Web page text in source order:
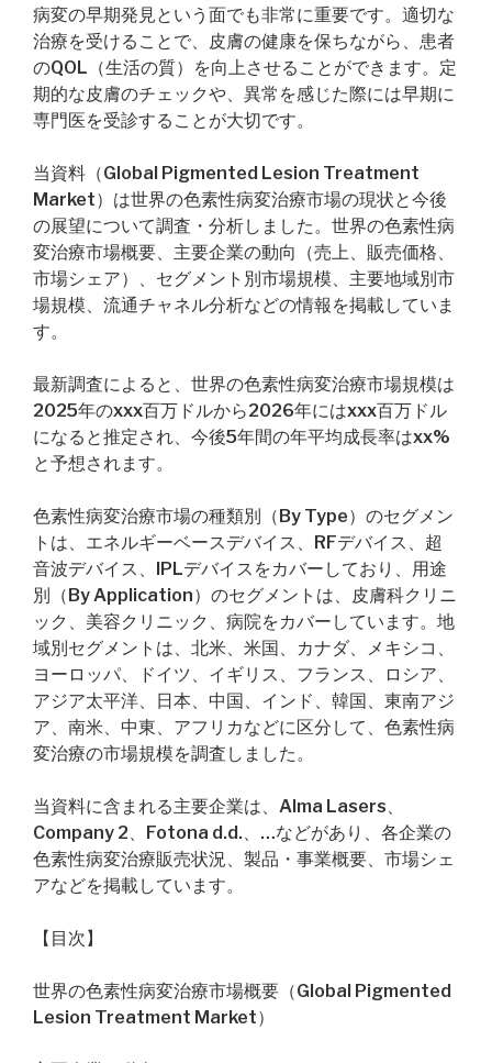
病変の早期発見という面でも非常に重要です。適切な
治療を受けることで、皮膚の健康を保ちながら、患者
のQOL（生活の質）を向上させることができます。定
期的な皮膚のチェックや、異常を感じた際には早期に
専門医を受診することが大切です。
当資料（Global Pigmented Lesion Treatment
Market）は世界の色素性病変治療市場の現状と今後
の展望について調査・分析しました。世界の色素性病
変治療市場概要、主要企業の動向（売上、販売価格、
市場シェア）、セグメント別市場規模、主要地域別市
場規模、流通チャネル分析などの情報を掲載していま
す。
最新調査によると、世界の色素性病変治療市場規模は
2025年のxxx百万ドルから2026年にはxxx百万ドル
になると推定され、今後5年間の年平均成長率はxx%
と予想されます。
色素性病変治療市場の種類別（By Type）のセグメン
トは、エネルギーベースデバイス、RFデバイス、超
音波デバイス、IPLデバイスをカバーしており、用途
別（By Application）のセグメントは、皮膚科クリニ
ック、美容クリニック、病院をカバーしています。地
域別セグメントは、北米、米国、カナダ、メキシコ、
ヨーロッパ、ドイツ、イギリス、フランス、ロシア、
アジア太平洋、日本、中国、インド、韓国、東南アジ
ア、南米、中東、アフリカなどに区分して、色素性病
変治療の市場規模を調査しました。
当資料に含まれる主要企業は、Alma Lasers、
Company 2、Fotona d.d.、…などがあり、各企業の
色素性病変治療販売状況、製品・事業概要、市場シェ
アなどを掲載しています。
【目次】
世界の色素性病変治療市場概要（Global Pigmented
Lesion Treatment Market）